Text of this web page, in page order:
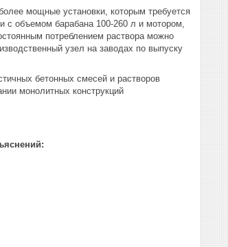
мощные установки, которым требуется
с объемом барабана 100-260 л и мотором,
потреблением раствора можно
узел на заводах по выпуску
бетонных смесей и растворов
монолитных конструкций